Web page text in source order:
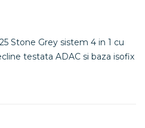
Stone Grey sistem 4 in 1 cu
testata ADAC si baza isofix